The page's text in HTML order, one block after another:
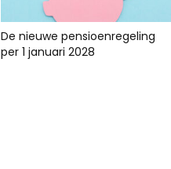
De nieuwe pensioenregeling
per 1 januari 2028